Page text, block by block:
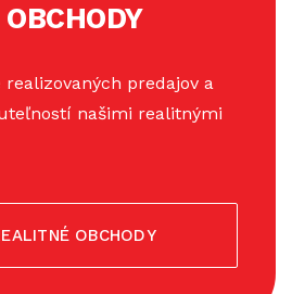
realizovaných predajov a
našimi realitnými
OBCHODY